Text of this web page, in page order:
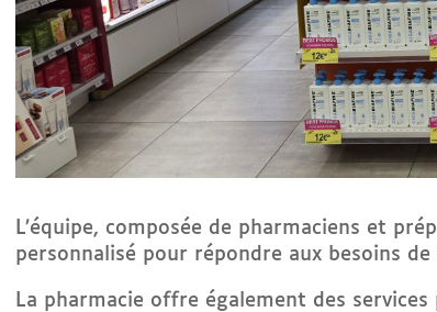
L’équipe, composée de pharmaciens et
personnalisé pour répondre aux besoins de
La pharmacie offre également des